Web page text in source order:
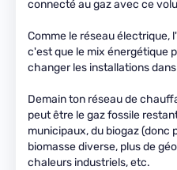
connecté au gaz avec ce
Comme le réseau
c'est que le mix énergétique
changer les installations
Demain ton réseau de
peut être le gaz fossile
municipaux, du biogaz (donc
biomasse diverse, plus de
chaleurs industriels, etc.